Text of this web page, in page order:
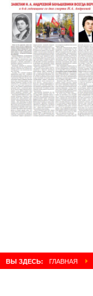
ВЫ ЗДЕСЬ: ГЛАВНАЯ